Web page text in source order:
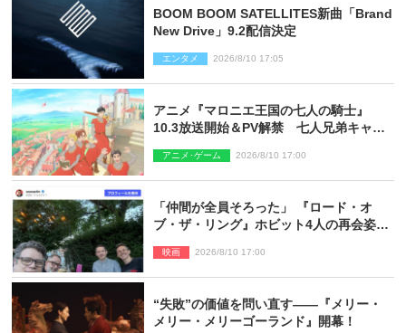
BOOM BOOM SATELLITES新曲「Brand
New Drive」9.2配信決定
エンタメ 2026/8/10 17:05
アニメ『マロニエ王国の七人の騎士』
10.3放送開始＆PV解禁 七人兄弟キャス
アニメ･ゲーム 2026/8/10 17:00
「仲間が全員そろった」 『ロード・オ
ブ・ザ・リング』ホビット4人の再会姿に
映画 2026/8/10 17:00
“失敗”の価値を問い直す――『メリー・
メリー・メリーゴーランド』開幕！